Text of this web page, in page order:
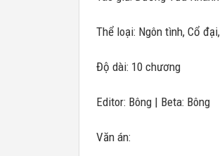
Thể loại: Ngôn tình, Cổ
Độ dài: 10 chương
Editor: Bông | Beta: Bông
Văn án: